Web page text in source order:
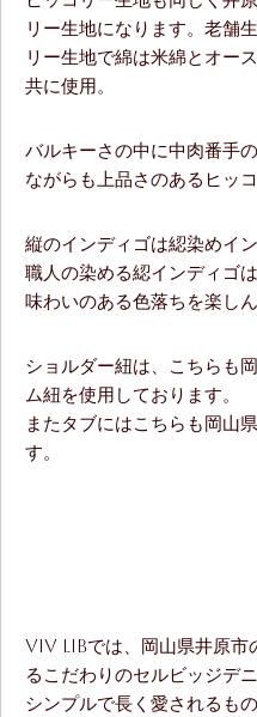
リー生地になります。老舗
リー生地で綿は米綿とオー
共に使用。
バルキーさの中に中肉番手
ながらも上品さのあるヒッ
縦のインディゴは綛染めイ
職人の染める綛インディゴ
味わいのある色落ちを楽し
ショルダー紐は、こちらも
ム紐を使用しております。
またタブにはこちらも岡山
す。
ViV LiBでは、岡山県井原市
るこだわりのセルビッジデ
シンプルで長く愛されるも